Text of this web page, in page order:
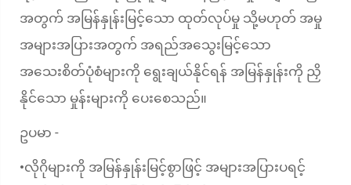
အတွက် အမြန်နှုန်းမြင့်သော ထုတ်လုပ်မှု သို့မဟုတ် အမှု
အများအပြားအတွက် အရည်အသွေးမြင့်သော
အသေးစိတ်ပုံစံများကို ရွေးချယ်နိုင်ရန် အမြန်နှုန်းကို ညှိ
နိုင်သော မှုန်းများကို ပေးစေသည်။
ဥပမာ -
•လိုဂိုများကို အမြန်နှုန်းမြင့်စွာဖြင့် အများအပြားပရင့်